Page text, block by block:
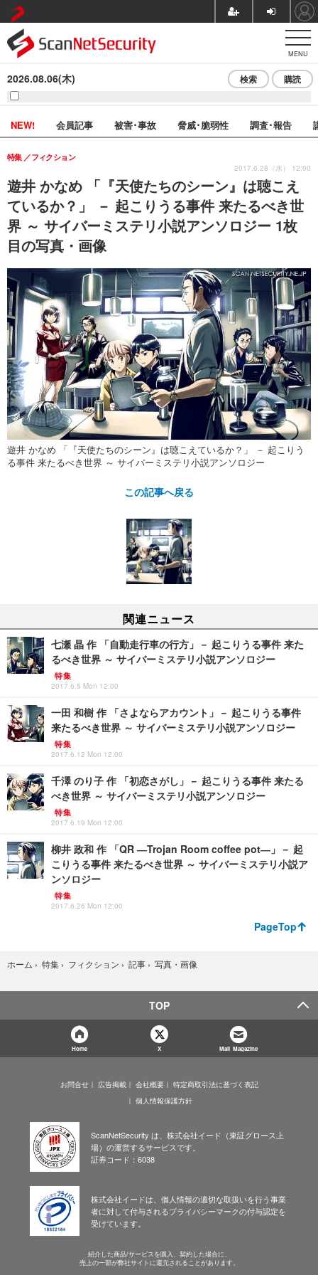
MENU
2026.08.06(木) 検索 購読
NEW! 会員記事 被害･事故 脅威･脆弱性 調査･報告
遊井 かなめ 「『天使たちのシーン』は聴こえ
ているか？」 － 起こりうる事件 来たるべき世
界 ～ サイバーミステリ小説アンソロジー 1枚
目の写真・画像
特集 フィクション
2017.6.28（水） 12:00
遊井 かなめ 「『天使たちのシーン』は聴こえているか？」 － 起こりう
る事件 来たるべき世界 ～ サイバーミステリ小説アンソロジー
この記事へ戻る
関連ニュース
七瀬 晶 作 「自動走行車の行方」－ 起こりうる事件 来た
るべき世界 ～ サイバーミステリ小説アンソロジー
特集
2017.6.5 Mon 12:00
一田 和樹 作 「さよならアカウント」－ 起こりうる事件
来たるべき世界 ～ サイバーミステリ小説アンソロジー
特集
2017.6.12 Mon 12:00
千澤 のり子 作 「初恋さがし」－ 起こりうる事件 来たる
べき世界 ～ サイバーミステリ小説アンソロジー
特集
2017.6.19 Mon 12:00
柳井 政和 作 「QR ―Trojan Room coffee pot―」－ 起
こりうる事件 来たるべき世界 ～ サイバーミステリ小説ア
ンソロジー
特集
2017.6.26 Mon 12:00
PageTop
ホーム › 特集 › フィクション › 記事 › 写真・画像
TOP
Home X Mail Magazine
お問合せ 広告掲載 会社概要
特定商取引法に基づく表記
個人情報保護方針
ScanNetSecurity は、株式会社イード（東証グロース上
場）の運営するサービスです。
証券コード：6038
株式会社イードは、個人情報の適切な取扱いを行う事業
者に対して付与されるプライバシーマークの付与認定を
受けています。
紹介した商品/サービスを購入、契約した場合に、
売上の一部が弊社サイトに還元されることがあります。